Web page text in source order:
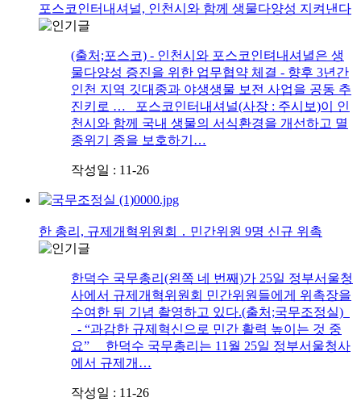
포스코인터내셔널, 인천시와 함께 생물다양성 지켜낸다
(출처;포스코) - 인천시와 포스코인텨내셔녈은 생
물다양성 증진을 위한 업무협약 체결 - 향후 3년간
인천 지역 깃대종과 야생생물 보전 사업을 공동 추
진키로 … 포스코인터내셔널(사장 : 주시보)이 인
천시와 함께 국내 생물의 서식환경을 개선하고 멸
종위기 종을 보호하기…
작성일 : 11-26
한 총리, 규제개혁위원회 ․ 민간위원 9명 신규 위촉
한덕수 국무총리(왼쪽 네 번째)가 25일 정부서울청
사에서 규제개혁위원회 민간위원들에게 위촉장을
수여한 뒤 기념 촬영하고 있다.(출처;국무조정실)
- “과감한 규제혁신으로 민간 활력 높이는 것 중
요” 한덕수 국무총리는 11월 25일 정부서울청사
에서 규제개…
작성일 : 11-26